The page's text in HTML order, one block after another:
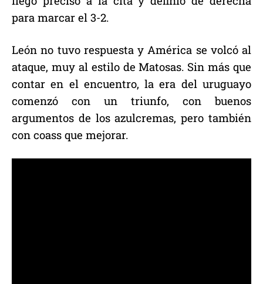
para marcar el 3-2.
León no tuvo respuesta y América se volcó al
ataque, muy al estilo de Matosas. Sin más que
contar en el encuentro, la era del uruguayo
comenzó con un triunfo, con buenos
argumentos de los azulcremas, pero también
con coass que mejorar.